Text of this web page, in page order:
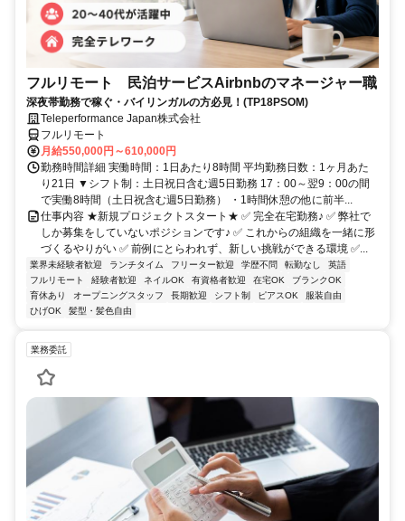
フルリモート 民泊サービスAirbnbのマネージャー職
深夜帯勤務で稼ぐ・バイリンガルの方必見！(TP18PSOM)
Teleperformance Japan株式会社
フルリモート
月給550,000円～610,000円
勤務時間詳細 実働時間：1日あたり8時間 平均勤務日数：1ヶ月あた
り21日 ▼シフト制：土日祝日含む週5日勤務 17：00～翌9：00の間
で実働8時間（土日祝含む週5日勤務） ・1時間休憩の他に前半...
仕事内容 ★新規プロジェクトスタート★ ✅ 完全在宅勤務♪ ✅ 弊社で
しか募集をしていないポジションです♪ ✅ これからの組織を一緒に形
づくるやりがい ✅ 前例にとらわれず、新しい挑戦ができる環境 ✅...
業界未経験者歓迎 ランチタイム フリーター歓迎 学歴不問 転勤なし
英語
フルリモート
経験者歓迎 ネイルOK 有資格者歓迎 在宅OK
ブランクOK
育休あり
オープニングスタッフ 長期歓迎 シフト制 ピアスOK
服装自由
ひげOK
髪型・髪色自由
業務委託